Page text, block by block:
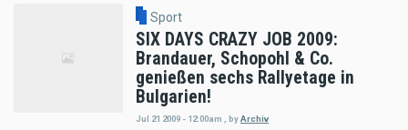
Sport
SIX DAYS CRAZY JOB 2009:
Brandauer, Schopohl & Co.
genießen sechs Rallyetage in
Bulgarien!
Jul 21 2009 - 12:00am byArchiv